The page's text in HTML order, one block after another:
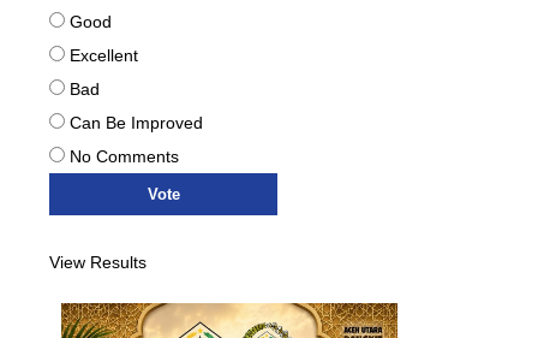
Good
Excellent
Bad
Can Be Improved
No Comments
View Results